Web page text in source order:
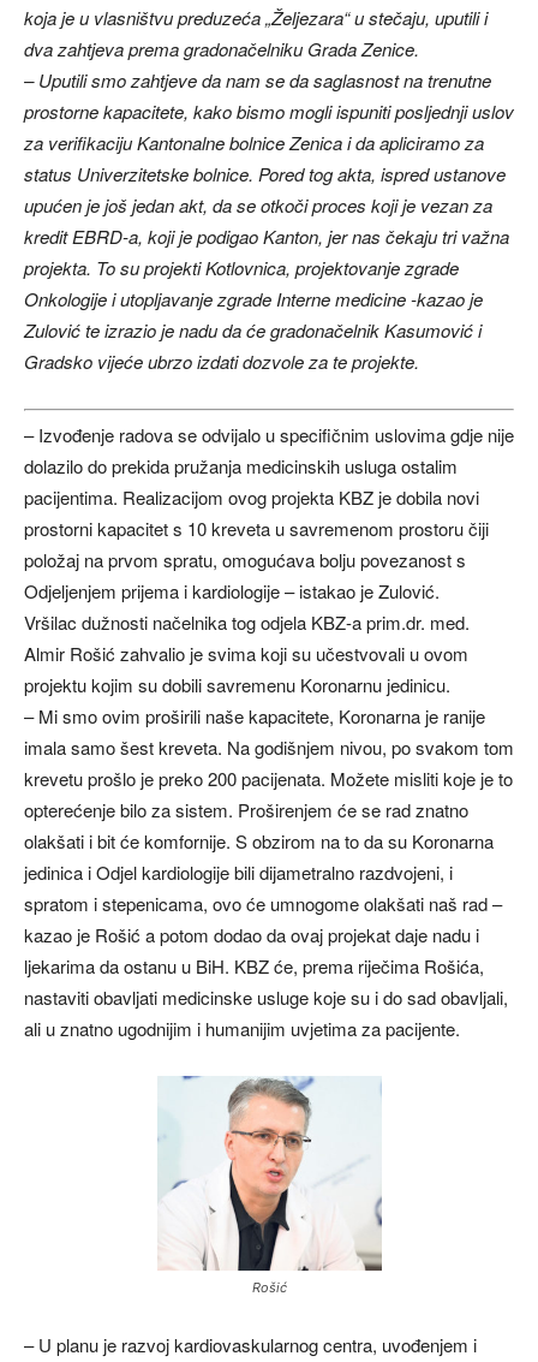
koja je u vlasništvu preduzeća „Željezara“ u stečaju, uputili i
dva zahtjeva prema gradonačelniku Grada Zenice.
– Uputili smo zahtjeve da nam se da saglasnost na trenutne
prostorne kapacitete, kako bismo mogli ispuniti posljednji uslov
za verifikaciju Kantonalne bolnice Zenica i da apliciramo za
status Univerzitetske bolnice. Pored tog akta, ispred ustanove
upućen je još jedan akt, da se otkoči proces koji je vezan za
kredit EBRD-a, koji je podigao Kanton, jer nas čekaju tri važna
projekta. To su projekti Kotlovnica, projektovanje zgrade
Onkologije i utopljavanje zgrade Interne medicine -kazao je
Zulović te izrazio je nadu da će gradonačelnik Kasumović i
Gradsko vijeće ubrzo izdati dozvole za te projekte.
– Izvođenje radova se odvijalo u specifičnim uslovima gdje nije
dolazilo do prekida pružanja medicinskih usluga ostalim
pacijentima. Realizacijom ovog projekta KBZ je dobila novi
prostorni kapacitet s 10 kreveta u savremenom prostoru čiji
položaj na prvom spratu, omogućava bolju povezanost s
Odjeljenjem prijema i kardiologije – istakao je Zulović.
Vršilac dužnosti načelnika tog odjela KBZ-a prim.dr. med.
Almir Rošić zahvalio je svima koji su učestvovali u ovom
projektu kojim su dobili savremenu Koronarnu jedinicu.
– Mi smo ovim proširili naše kapacitete, Koronarna je ranije
imala samo šest kreveta. Na godišnjem nivou, po svakom tom
krevetu prošlo je preko 200 pacijenata. Možete misliti koje je to
opterećenje bilo za sistem. Proširenjem će se rad znatno
olakšati i bit će komfornije. S obzirom na to da su Koronarna
jedinica i Odjel kardiologije bili dijametralno razdvojeni, i
spratom i stepenicama, ovo će umnogome olakšati naš rad –
kazao je Rošić a potom dodao da ovaj projekat daje nadu i
ljekarima da ostanu u BiH. KBZ će, prema riječima Rošića,
nastaviti obavljati medicinske usluge koje su i do sad obavljali,
ali u znatno ugodnijim i humanijim uvjetima za pacijente.
Rošić
– U planu je razvoj kardiovaskularnog centra, uvođenjem i